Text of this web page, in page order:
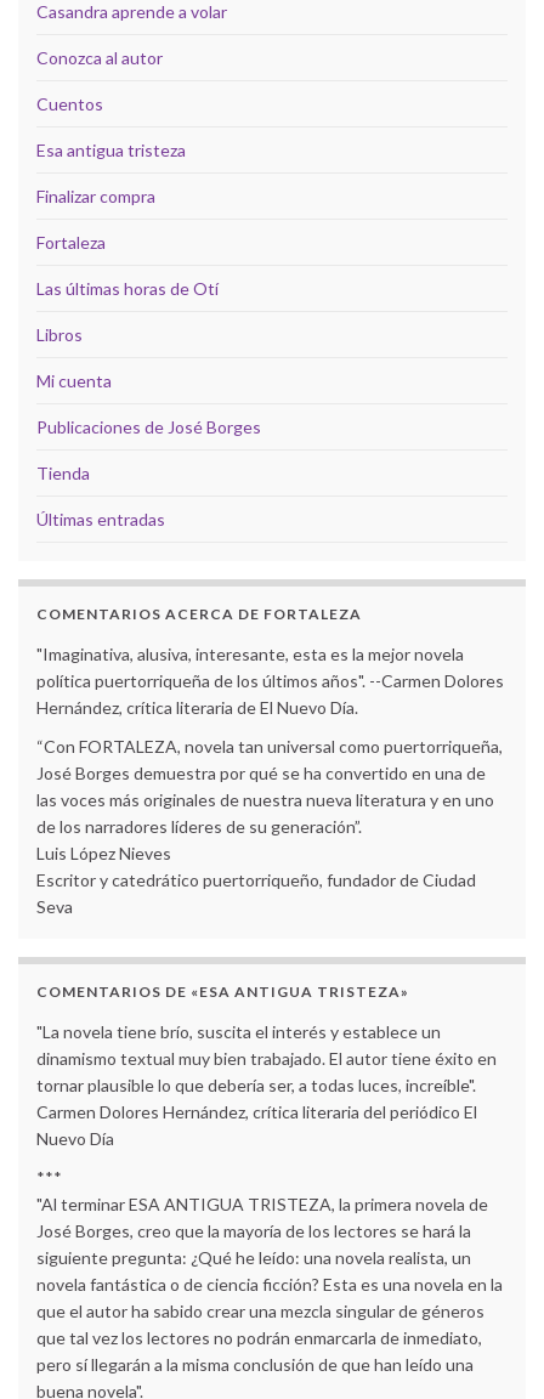
Casandra aprende a volar
Conozca al autor
Cuentos
Esa antigua tristeza
Finalizar compra
Fortaleza
Las últimas horas de Otí
Libros
Mi cuenta
Publicaciones de José Borges
Tienda
Últimas entradas
COMENTARIOS ACERCA DE FORTALEZA
"Imaginativa, alusiva, interesante, esta es la mejor novela
política puertorriqueña de los últimos años". --Carmen Dolores
Hernández, crítica literaria de El Nuevo Día.
“Con FORTALEZA, novela tan universal como puertorriqueña,
José Borges demuestra por qué se ha convertido en una de
las voces más originales de nuestra nueva literatura y en uno
de los narradores líderes de su generación”.
Luis López Nieves
Escritor y catedrático puertorriqueño, fundador de Ciudad
Seva
COMENTARIOS DE «ESA ANTIGUA TRISTEZA»
"La novela tiene brío, suscita el interés y establece un
dinamismo textual muy bien trabajado. El autor tiene éxito en
tornar plausible lo que debería ser, a todas luces, increíble".
Carmen Dolores Hernández, crítica literaria del periódico El
Nuevo Día
***
"Al terminar ESA ANTIGUA TRISTEZA, la primera novela de
José Borges, creo que la mayoría de los lectores se hará la
siguiente pregunta: ¿Qué he leído: una novela realista, un
novela fantástica o de ciencia ficción? Esta es una novela en la
que el autor ha sabido crear una mezcla singular de géneros
que tal vez los lectores no podrán enmarcarla de inmediato,
pero sí llegarán a la misma conclusión de que han leído una
buena novela".